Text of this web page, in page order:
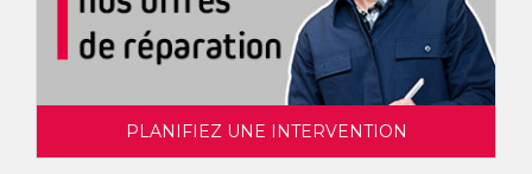
PLANIFIEZ UNE INTERVENTION